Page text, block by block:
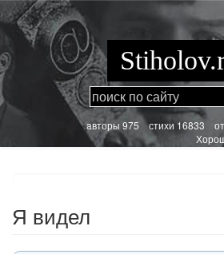
Перейти
к
основному
содержанию
aвторы 975стихи 16833
Я видел